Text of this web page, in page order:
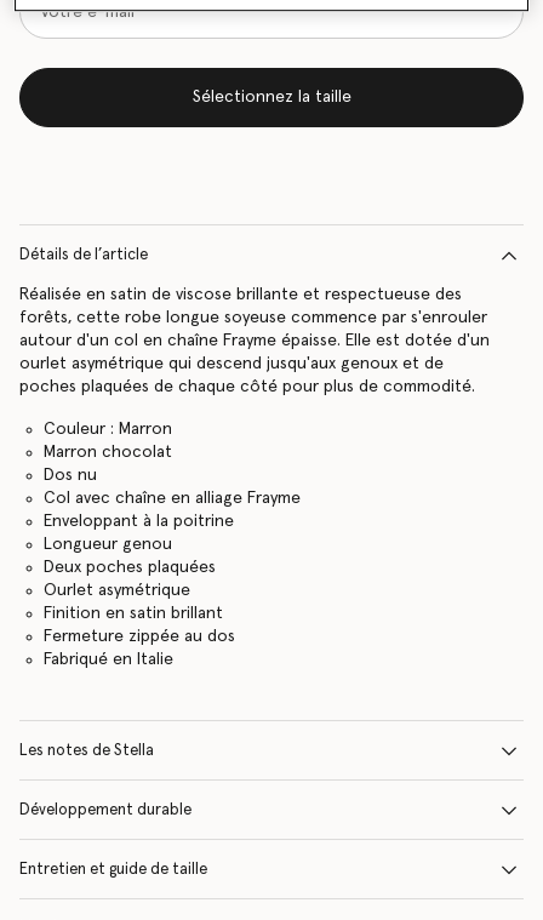
Sélectionnez la taille
Détails de l’article
Réalisée en satin de viscose brillante et respectueuse des
forêts, cette robe longue soyeuse commence par s'enrouler
autour d'un col en chaîne Frayme épaisse. Elle est dotée d'un
ourlet asymétrique qui descend jusqu'aux genoux et de
poches plaquées de chaque côté pour plus de commodité.
Couleur : Marron
Marron chocolat
Dos nu
Col avec chaîne en alliage Frayme
Enveloppant à la poitrine
Longueur genou
Deux poches plaquées
Ourlet asymétrique
Finition en satin brillant
Fermeture zippée au dos
Fabriqué en Italie
Les notes de Stella
Développement durable
Entretien et guide de taille